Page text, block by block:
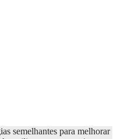
semelhantes para melhorar